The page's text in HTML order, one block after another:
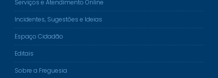
Serviços e Atendimento Online
Incidentes, Sugestões e Ideias
Espaço Cidadão
Editais
Sobre a Freguesia